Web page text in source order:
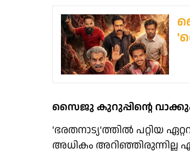
സൈജു കുറുപ്പിന്റെ
'ഭരതനാട്യ'ത്തിൽ പറ്റിയ
അധികം